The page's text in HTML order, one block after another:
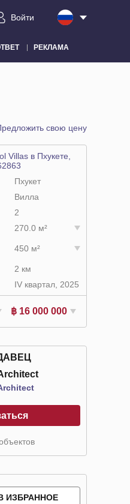
Войти
РЕКЛАМА
свою цену
Villas в Пхукете,
Пхукет
Вилла
2
270.0 м²
450 м²
2 км
IV квартал, 2025
฿ 16 000 000
ИЗБРАННОЕ